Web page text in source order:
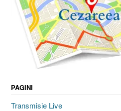
PAGINI
Transmisie Live